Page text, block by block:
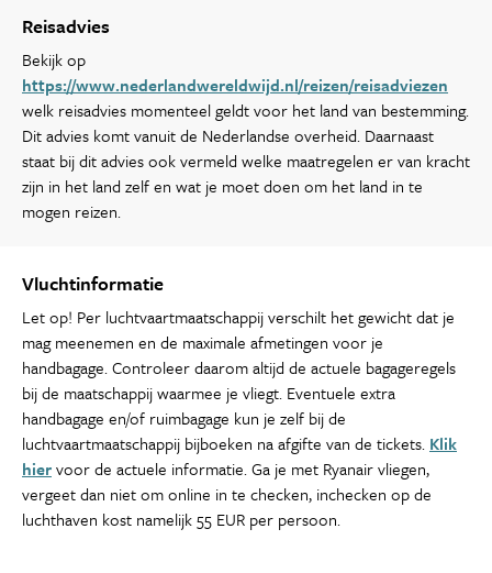
Reisadvies
Bekijk op
https://www.nederlandwereldwijd.nl/reizen/reisadviezen
welk reisadvies momenteel geldt voor het land van bestemming.
Dit advies komt vanuit de Nederlandse overheid. Daarnaast
staat bij dit advies ook vermeld welke maatregelen er van kracht
zijn in het land zelf en wat je moet doen om het land in te
mogen reizen.
Vluchtinformatie
Let op! Per luchtvaartmaatschappij verschilt het gewicht dat je
mag meenemen en de maximale afmetingen voor je
handbagage. Controleer daarom altijd de actuele bagageregels
bij de maatschappij waarmee je vliegt. Eventuele extra
handbagage en/of ruimbagage kun je zelf bij de
luchtvaartmaatschappij bijboeken na afgifte van de tickets. Klik
hiervoor de actuele informatie. Ga je met Ryanair vliegen,
vergeet dan niet om online in te checken, inchecken op de
luchthaven kost namelijk 55 EUR per persoon.